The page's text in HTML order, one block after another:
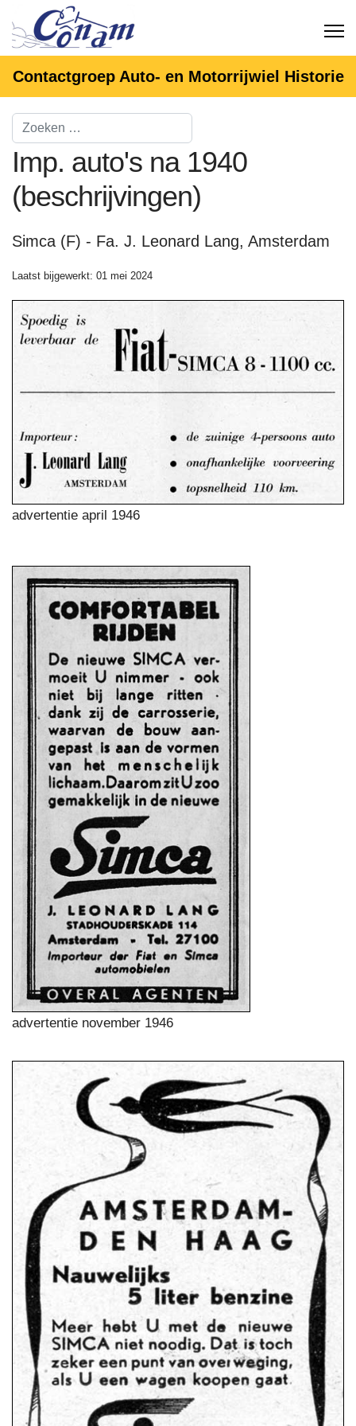
Contactgroep Auto- en Motorrijwiel Historie
Imp. auto's na 1940
(beschrijvingen)
Simca (F) - Fa. J. Leonard Lang, Amsterdam
Laatst bijgewerkt: 01 mei 2024
advertentie april 1946
advertentie november 1946